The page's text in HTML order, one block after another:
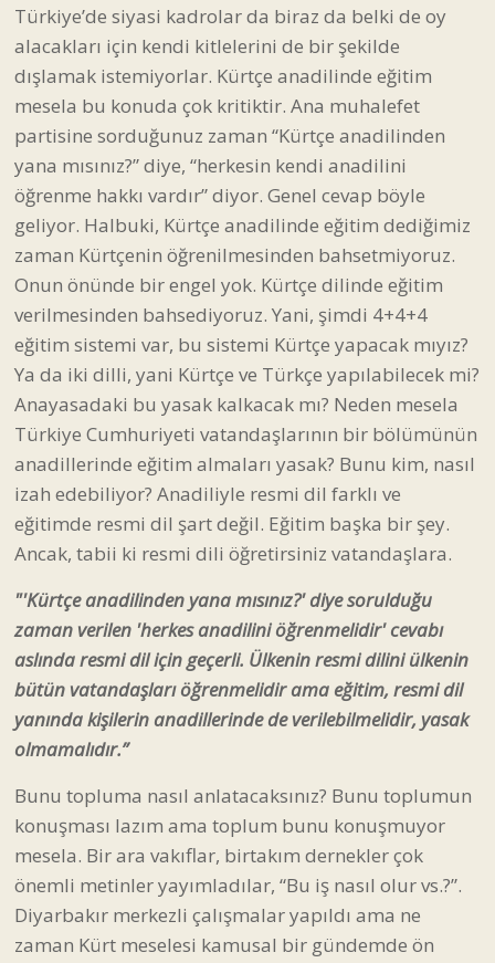
Türkiye’de siyasi kadrolar da biraz da belki de oy
alacakları için kendi kitlelerini de bir şekilde
dışlamak istemiyorlar. Kürtçe anadilinde eğitim
mesela bu konuda çok kritiktir. Ana muhalefet
partisine sorduğunuz zaman “Kürtçe anadilinden
yana mısınız?” diye, “herkesin kendi anadilini
öğrenme hakkı vardır” diyor. Genel cevap böyle
geliyor. Halbuki, Kürtçe anadilinde eğitim dediğimiz
zaman Kürtçenin öğrenilmesinden bahsetmiyoruz.
Onun önünde bir engel yok. Kürtçe dilinde eğitim
verilmesinden bahsediyoruz. Yani, şimdi 4+4+4
eğitim sistemi var, bu sistemi Kürtçe yapacak mıyız?
Ya da iki dilli, yani Kürtçe ve Türkçe yapılabilecek mi?
Anayasadaki bu yasak kalkacak mı? Neden mesela
Türkiye Cumhuriyeti vatandaşlarının bir bölümünün
anadillerinde eğitim almaları yasak? Bunu kim, nasıl
izah edebiliyor? Anadiliyle resmi dil farklı ve
eğitimde resmi dil şart değil. Eğitim başka bir şey.
Ancak, tabii ki resmi dili öğretirsiniz vatandaşlara.
"'Kürtçe anadilinden yana mısınız?' diye sorulduğu
zaman verilen 'herkes anadilini öğrenmelidir' cevabı
aslında resmi dil için geçerli. Ülkenin resmi dilini ülkenin
bütün vatandaşları öğrenmelidir ama eğitim, resmi dil
yanında kişilerin anadillerinde de verilebilmelidir, yasak
olmamalıdır.”
Bunu topluma nasıl anlatacaksınız? Bunu toplumun
konuşması lazım ama toplum bunu konuşmuyor
mesela. Bir ara vakıflar, birtakım dernekler çok
önemli metinler yayımladılar, “Bu iş nasıl olur vs.?”.
Diyarbakır merkezli çalışmalar yapıldı ama ne
zaman Kürt meselesi kamusal bir gündemde ön